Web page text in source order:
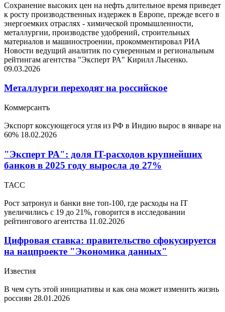
Сохранение высоких цен на нефть длительное время приведет
к росту производственных издержек в Европе, прежде всего в
энергоемких отраслях - химической промышленности,
металлургии, производстве удобрений, строительных
материалов и машиностроении, прокомментировал РИА
Новости ведущий аналитик по суверенным и региональным
рейтингам агентства "Эксперт РА" Кирилл Лысенко.
09.03.2026
Металлурги переходят на российское
Коммерсантъ
Экспорт коксующегося угля из РФ в Индию вырос в январе на
60% 18.02.2026
"Эксперт РА": доля IT-расходов крупнейших
банков в 2025 году выросла до 27%
ТАСС
Рост затронул и банки вне топ-100, где расходы на IT
увеличились с 19 до 21%, говорится в исследовании
рейтингового агентства 11.02.2026
Цифровая ставка: правительство сфокусируется
на нацпроекте "Экономика данных"
Известия
В чем суть этой инициативы и как она может изменить жизнь
россиян 28.01.2026